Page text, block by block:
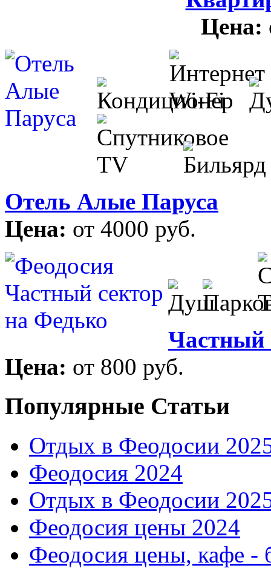
Цена:
Отель Алые Паруса
Цена: от 4000 руб.
Частный
Цена: от 800 руб.
Популярные Статьи
Отдых в Феодосии
Феодосия 2024
Отдых в Феодосии
Феодосия цены 2024
Феодосия цены, кафе -